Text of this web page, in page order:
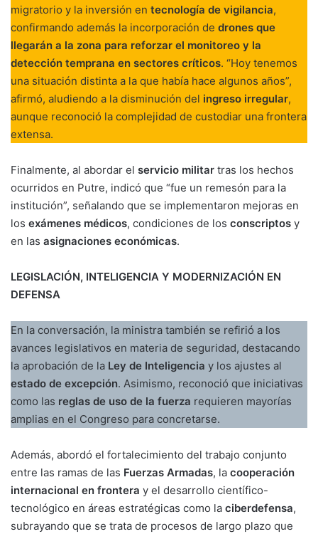
migratorio y la inversión en tecnología de vigilancia,
confirmando además la incorporación de drones que
llegarán a la zona para reforzar el monitoreo y la
detección temprana en sectores críticos. “Hoy tenemos
una situación distinta a la que había hace algunos años”,
afirmó, aludiendo a la disminución del ingreso irregular,
aunque reconoció la complejidad de custodiar una frontera
extensa.
Finalmente, al abordar el servicio militar tras los hechos
ocurridos en Putre, indicó que “fue un remesón para la
institución”, señalando que se implementaron mejoras en
los exámenes médicos, condiciones de los conscriptos y
en las asignaciones económicas.
LEGISLACIÓN, INTELIGENCIA Y MODERNIZACIÓN EN
DEFENSA
En la conversación, la ministra también se refirió a los
avances legislativos en materia de seguridad, destacando
la aprobación de la Ley de Inteligencia y los ajustes al
estado de excepción. Asimismo, reconoció que iniciativas
como las reglas de uso de la fuerza requieren mayorías
amplias en el Congreso para concretarse.
Además, abordó el fortalecimiento del trabajo conjunto
entre las ramas de las Fuerzas Armadas, la cooperación
internacional en frontera y el desarrollo científico-
tecnológico en áreas estratégicas como la ciberdefensa,
subrayando que se trata de procesos de largo plazo que